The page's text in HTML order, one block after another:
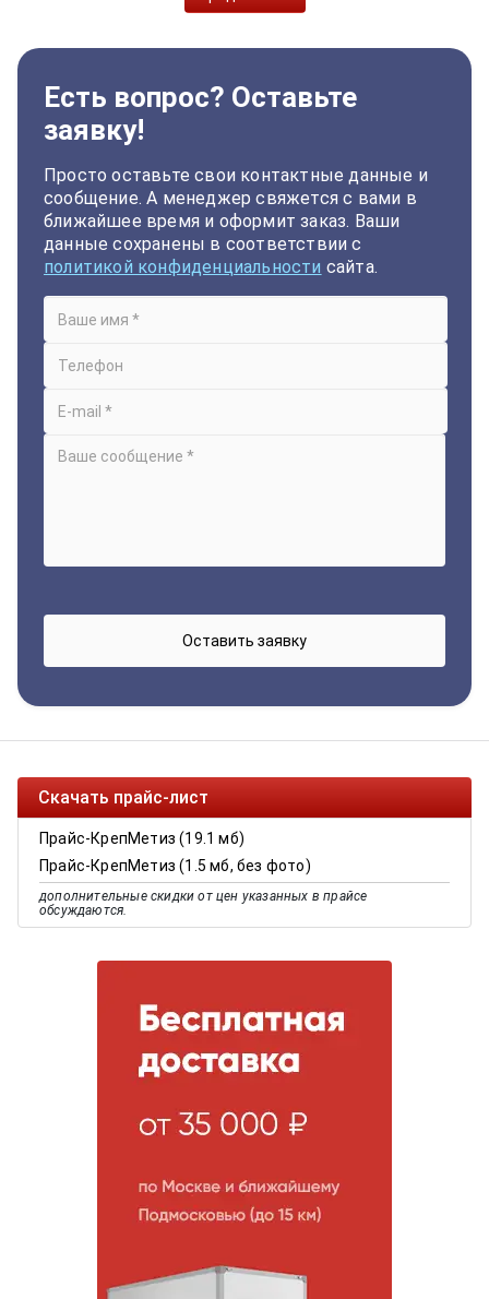
Есть вопрос? Оставьте
заявку!
Просто оставьте свои контактные данные и
сообщение. А менеджер свяжется с вами в
ближайшее время и оформит заказ. Ваши
данные сохранены в соответствии с
политикой конфиденциальности сайта.
Скачать прайс-лист
Прайс-КрепМетиз (19.1 мб)
Прайс-КрепМетиз (1.5 мб, без фото)
дополнительные скидки от цен указанных в прайсе
обсуждаются.